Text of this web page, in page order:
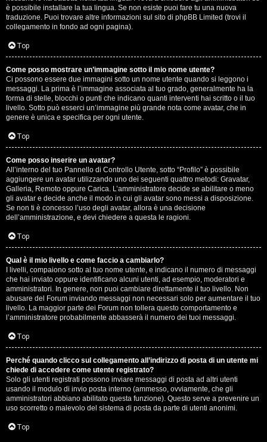
è possibile installare la tua lingua. Se non esiste puoi fare tu una nuova
traduzione. Puoi trovare altre informazioni sul sito di phpBB Limited (trovi il
collegamento in fondo ad ogni pagina).
Top
Come posso mostrare un’immagine sotto il mio nome utente?
Ci possono essere due immagini sotto un nome utente quando si leggono i
messaggi. La prima è l’immagine associata al tuo grado, generalmente ha la
forma di stelle, blocchi o punti che indicano quanti interventi hai scritto o il tuo
livello. Sotto può esserci un’immagine più grande nota come avatar, che in
genere è unica e specifica per ogni utente.
Top
Come posso inserire un avatar?
All’interno del tuo Pannello di Controllo Utente, sotto “Profilo” è possibile
aggiungere un avatar utilizzando uno dei seguenti quattro metodi: Gravatar,
Galleria, Remoto oppure Carica. L’amministratore decide se abilitare o meno
gli avatar e decide anche il modo in cui gli avatar sono messi a disposizione.
Se non ti è concesso l’uso degli avatar, allora è una decisione
dell’amministrazione, e devi chiedere a questa le ragioni.
Top
Qual è il mio livello e come faccio a cambiarlo?
I livelli, compaiono sotto al tuo nome utente, e indicano il numero di messaggi
che hai inviato oppure identificano alcuni utenti, ad esempio, moderatori e
amministratori. In genere, non puoi cambiare direttamente il tuo livello. Non
abusare del Forum inviando messaggi non necessari solo per aumentare il tuo
livello. La maggior parte dei Forum non tollera questo comportamento e
l’amministratore probabilmente abbasserà il numero dei tuoi messaggi.
Top
Perché quando clicco sul collegamento all’indirizzo di posta di un utente mi
chiede di accedere come utente registrato?
Solo gli utenti registrati possono inviare messaggi di posta ad altri utenti
usando il modulo di invio posta interno (ammesso, ovviamente, che gli
amministratori abbiano abilitato questa funzione). Questo serve a prevenire un
uso scorretto o malevolo del sistema di posta da parte di utenti anonimi.
Top
e
:
G
i
g
i
D
’
A
g
o
s
t
i
n
o
P
l
a
n
e
t